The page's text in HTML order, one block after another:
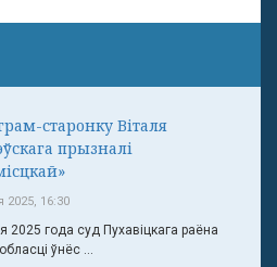
старонку Віталя
прызналі
2025, 16:30
2025 года суд Пухавіцкага раёна
ўнёс ...